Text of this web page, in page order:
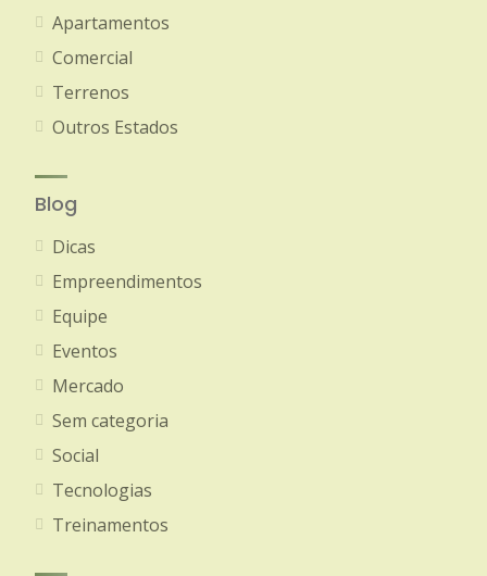
Apartamentos
Comercial
Terrenos
Outros Estados
Blog
Dicas
Empreendimentos
Equipe
Eventos
Mercado
Sem categoria
Social
Tecnologias
Treinamentos